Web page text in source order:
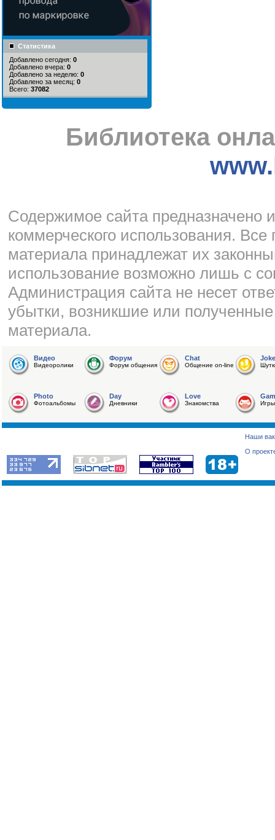
Статистика
Добавлено сегодня: 0
Добавлено вчера: 0
Добавлено за неделю: 0
Добавлено за месяц: 0
Всего: 37082
Библиотека
Cодержимое сайта предназначено
коммерческого использования.
материала принадлежат их
использование возможно лишь с
Администрация сайта не несет
убытки, возникшие или
материала.
Видео
Видеоролики
Форум
Форум общения
Chat
Общение on-line
Joke
Photo
Фотоальбомы
Day
Дневники
Love
Знакомства Игры
Наши
О